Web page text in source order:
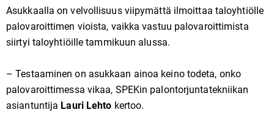
Asukkaalla on velvollisuus viipymättä ilmoittaa taloyhtiölle
palovaroittimen vioista, vaikka vastuu palovaroittimista
siirtyi taloyhtiöille tammikuun alussa.
– Testaaminen on asukkaan ainoa keino todeta, onko
palovaroittimessa vikaa, SPEKin palontorjuntatekniikan
asiantuntija Lauri Lehto kertoo.